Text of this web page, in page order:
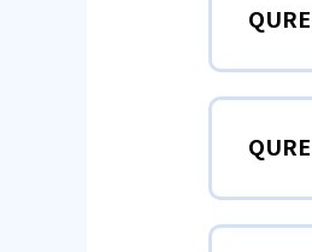
ズ!』
どもが
IT企業
まず
教材
された
え、よ